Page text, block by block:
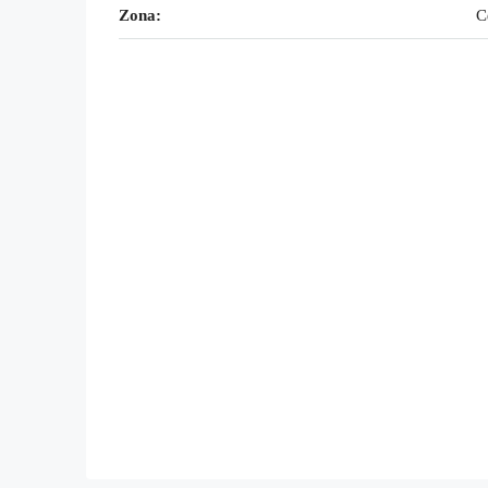
Zona: